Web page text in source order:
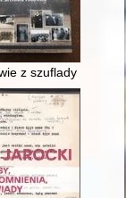
we Lwowie
z szuflady :